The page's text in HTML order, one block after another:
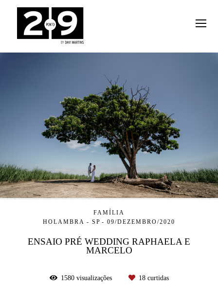
FAMÍLIA
HOLAMBRA - SP
09/DEZEMBRO/2020
ENSAIO PRÉ WEDDING RAPHAELA E
MARCELO
1580visualizações 18curtidas